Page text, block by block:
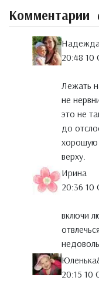
Комментарии
20:48 10
Лежать
не
это не
до
хорошую
верху.
Ирина
20:36 10
включи
20:15 10